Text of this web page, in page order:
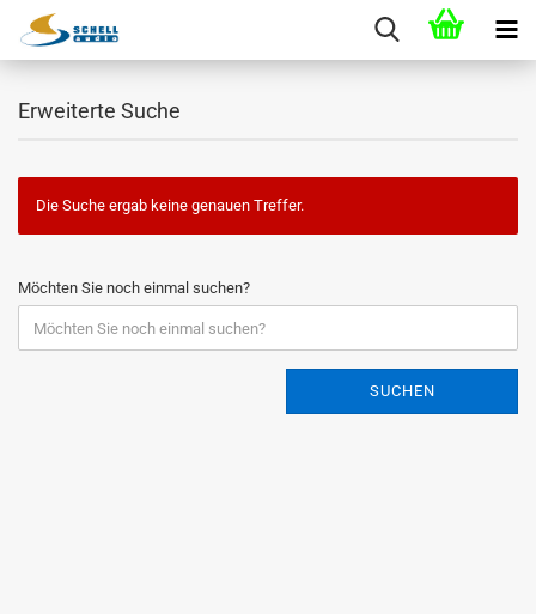
Erweiterte Suche
Die Suche ergab keine genauen Treffer.
Möchten Sie noch einmal suchen?
SUCHEN